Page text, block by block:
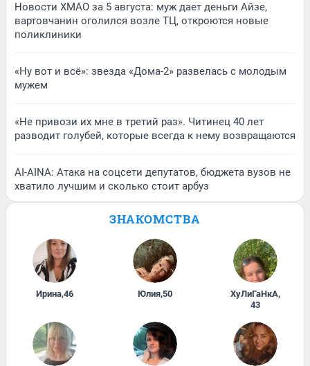
Новости ХМАО за 5 августа: муж дает деньги Айзе,
вартовчанин оголился возле ТЦ, откроются новые
поликлиники
«Ну вот и всё»: звезда «Дома-2» развелась с молодым
мужем
«Не привози их мне в третий раз». Читинец 40 лет
разводит голубей, которые всегда к нему возвращаются
AI-AINA: Атака на соцсети депутатов, бюджета вузов не
хватило лучшим и сколько стоит арбуз
ЗНАКОМСТВА
Ирина,46 Юлия,50 ХуЛиГаНкА,
43